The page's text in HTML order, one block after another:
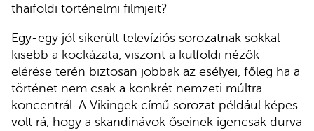
thaiföldi történelmi filmjeit?
Egy-egy jól sikerült televíziós sorozatnak sokkal
kisebb a kockázata, viszont a külföldi nézők
elérése terén biztosan jobbak az esélyei, főleg ha a
történet nem csak a konkrét nemzeti múltra
koncentrál. A Vikingek című sorozat például képes
volt rá, hogy a skandinávok őseinek igencsak durva